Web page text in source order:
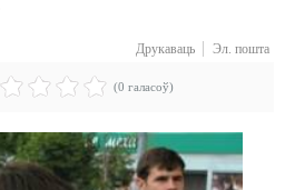
Друкаваць Эл. пошта
(0 галасоў)